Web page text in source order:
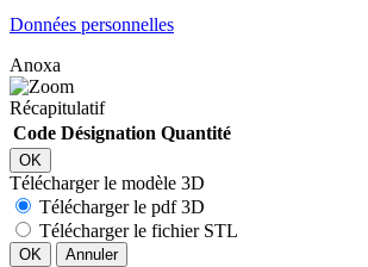
Données personnelles
Anoxa
Récapitulatif
Code Désignation Quantité
OK
Télécharger le modèle 3D
Télécharger le pdf 3D
Télécharger le fichier STL
OK Annuler